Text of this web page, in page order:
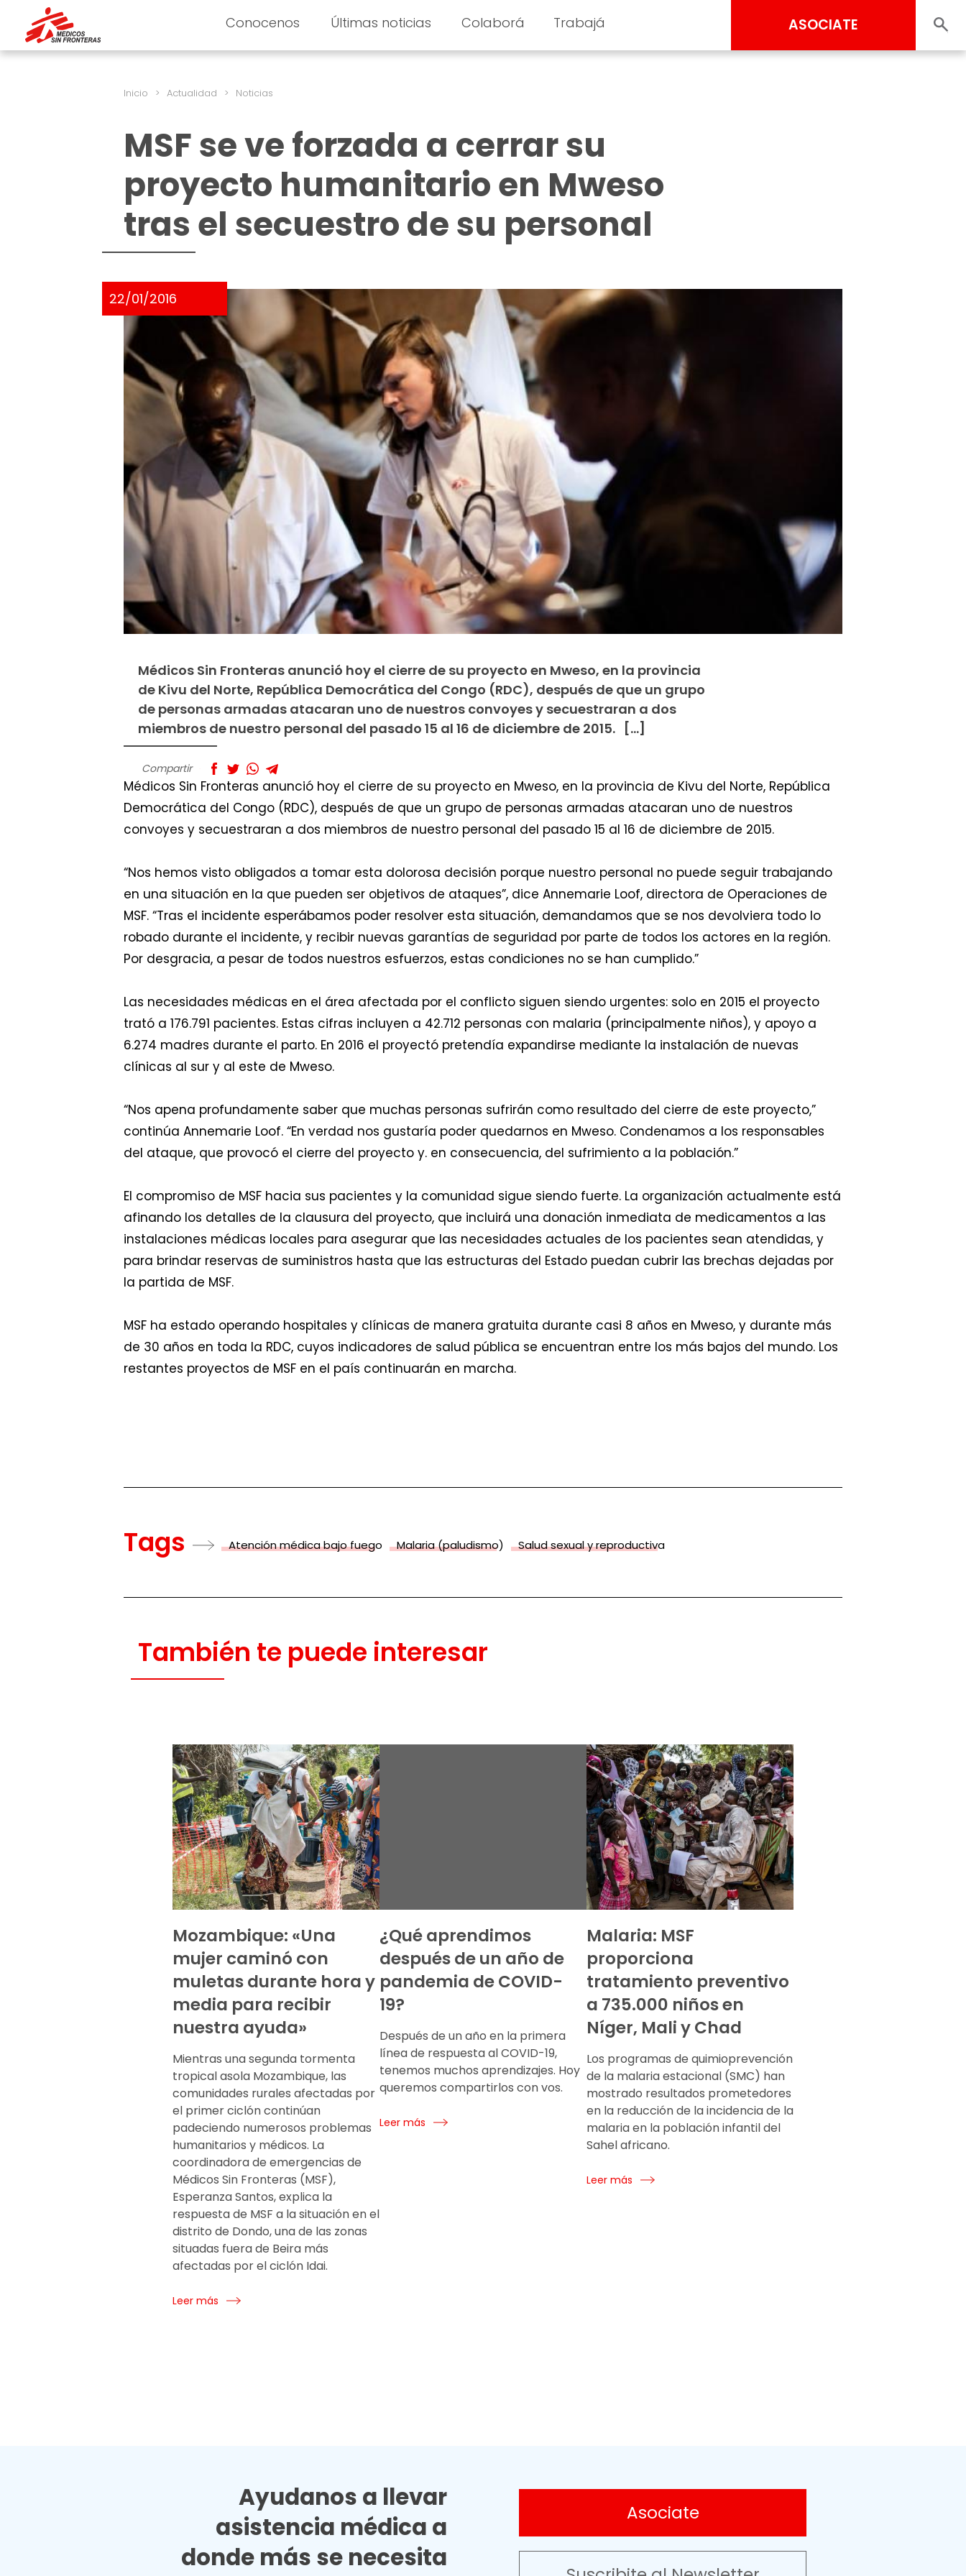
Conocenos Últimas noticias Colaborá Trabajá ASOCIATE
Inicio > Actualidad > Noticias
MSF se ve forzada a cerrar su
proyecto humanitario en Mweso
tras el secuestro de su personal
22/01/2016
Médicos Sin Fronteras anunció hoy el cierre de su proyecto en Mweso, en la provincia
de Kivu del Norte, República Democrática del Congo (RDC), después de que un grupo
de personas armadas atacaran uno de nuestros convoyes y secuestraran a dos
miembros de nuestro personal del pasado 15 al 16 de diciembre de 2015. […]
Compartir
Médicos Sin Fronteras anunció hoy el cierre de su proyecto en Mweso, en la provincia de Kivu del Norte, República
Democrática del Congo (RDC), después de que un grupo de personas armadas atacaran uno de nuestros
convoyes y secuestraran a dos miembros de nuestro personal del pasado 15 al 16 de diciembre de 2015.
“Nos hemos visto obligados a tomar esta dolorosa decisión porque nuestro personal no puede seguir trabajando
en una situación en la que pueden ser objetivos de ataques”, dice Annemarie Loof, directora de Operaciones de
MSF. “Tras el incidente esperábamos poder resolver esta situación, demandamos que se nos devolviera todo lo
robado durante el incidente, y recibir nuevas garantías de seguridad por parte de todos los actores en la región.
Por desgracia, a pesar de todos nuestros esfuerzos, estas condiciones no se han cumplido.”
Las necesidades médicas en el área afectada por el conflicto siguen siendo urgentes: solo en 2015 el proyecto
trató a 176.791 pacientes. Estas cifras incluyen a 42.712 personas con malaria (principalmente niños), y apoyo a
6.274 madres durante el parto. En 2016 el proyectó pretendía expandirse mediante la instalación de nuevas
clínicas al sur y al este de Mweso.
“Nos apena profundamente saber que muchas personas sufrirán como resultado del cierre de este proyecto,”
continúa Annemarie Loof. “En verdad nos gustaría poder quedarnos en Mweso. Condenamos a los responsables
del ataque, que provocó el cierre del proyecto y. en consecuencia, del sufrimiento a la población.”
El compromiso de MSF hacia sus pacientes y la comunidad sigue siendo fuerte. La organización actualmente está
afinando los detalles de la clausura del proyecto, que incluirá una donación inmediata de medicamentos a las
instalaciones médicas locales para asegurar que las necesidades actuales de los pacientes sean atendidas, y
para brindar reservas de suministros hasta que las estructuras del Estado puedan cubrir las brechas dejadas por
la partida de MSF.
MSF ha estado operando hospitales y clínicas de manera gratuita durante casi 8 años en Mweso, y durante más
de 30 años en toda la RDC, cuyos indicadores de salud pública se encuentran entre los más bajos del mundo. Los
restantes proyectos de MSF en el país continuarán en marcha.
Tags Atención médica bajo fuego Malaria (paludismo) Salud sexual y reproductiva
También te puede interesar
Mozambique: «Una
mujer caminó con
muletas durante hora y
media para recibir
nuestra ayuda»
Mientras una segunda tormenta
tropical asola Mozambique, las
comunidades rurales afectadas por
el primer ciclón continúan
padeciendo numerosos problemas
humanitarios y médicos. La
coordinadora de emergencias de
Médicos Sin Fronteras (MSF),
Esperanza Santos, explica la
respuesta de MSF a la situación en el
distrito de Dondo, una de las zonas
situadas fuera de Beira más
afectadas por el ciclón Idai.
Leer más
¿Qué aprendimos
después de un año de
pandemia de COVID-
19?
Después de un año en la primera
línea de respuesta al COVID-19,
tenemos muchos aprendizajes. Hoy
queremos compartirlos con vos.
Leer más
Malaria: MSF
proporciona
tratamiento preventivo
a 735.000 niños en
Níger, Mali y Chad
Los programas de quimioprevención
de la malaria estacional (SMC) han
mostrado resultados prometedores
en la reducción de la incidencia de la
malaria en la población infantil del
Sahel africano.
Leer más
Ayudanos a llevar
asistencia médica a
donde más se necesita
Asociate